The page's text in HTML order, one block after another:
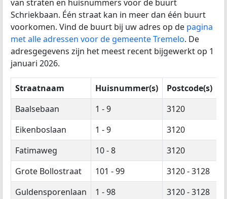
van straten en huisnummers voor de buurt
Schriekbaan. Één straat kan in meer dan één buurt
voorkomen. Vind de buurt bij uw adres op de pagina
met alle adressen voor de gemeente Tremelo. De
adresgegevens zijn het meest recent bijgewerkt op 1
januari 2026.
Straatnaam Huisnummer(s)
Postcode(s)
Baalsebaan
1 - 9
3120
Eikenboslaan
1 - 9
3120
Fatimaweg
10 - 8
3120
Grote Bollostraat
101 - 99
3120 - 3128
Guldensporenlaan
1 - 98 3120 - 3128